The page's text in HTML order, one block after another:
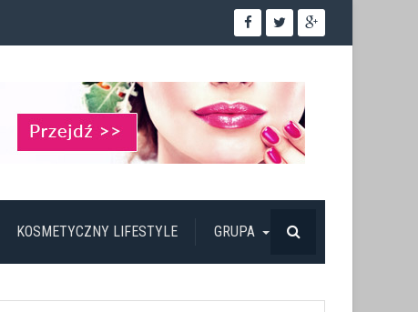
KOSMETYCZNY LIFESTYLE GRUPA